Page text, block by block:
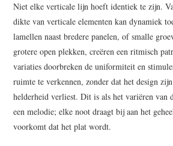
Niet elke verticale lijn hoeft identiek te zijn.
dikte van verticale elementen kan dynamiek
lamellen naast bredere panelen, of smalle
grotere open plekken, creëren een ritmisch
variaties doorbreken de uniformiteit en
ruimte te verkennen, zonder dat het design
helderheid verliest. Dit is als het variëren van
een melodie; elke noot draagt bij aan het
voorkomt dat het plat wordt.